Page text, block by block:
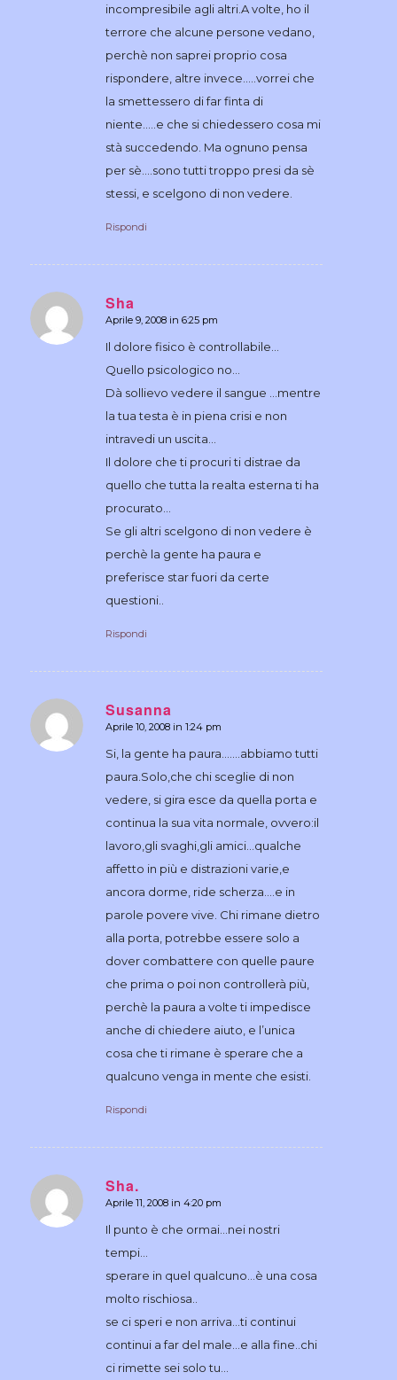
incompresibile agli altri.A volte, ho il
terrore che alcune persone vedano,
perchè non saprei proprio cosa
rispondere, altre invece…..vorrei che
la smettessero di far finta di
niente…..e che si chiedessero cosa mi
stà succedendo. Ma ognuno pensa
per sè….sono tutti troppo presi da sè
stessi, e scelgono di non vedere.
Rispondi
Sha
dice:
Aprile 9, 2008 in 6:25 pm
Il dolore fisico è controllabile…
Quello psicologico no…
Dà sollievo vedere il sangue …mentre
la tua testa è in piena crisi e non
intravedi un uscita…
Il dolore che ti procuri ti distrae da
quello che tutta la realta esterna ti ha
procurato…
Se gli altri scelgono di non vedere è
perchè la gente ha paura e
preferisce star fuori da certe
questioni..
Rispondi
Susanna
dice:
Aprile 10, 2008 in 1:24 pm
Si, la gente ha paura…….abbiamo tutti
paura.Solo,che chi sceglie di non
vedere, si gira esce da quella porta e
continua la sua vita normale, ovvero:il
lavoro,gli svaghi,gli amici…qualche
affetto in più e distrazioni varie,e
ancora dorme, ride scherza….e in
parole povere vive. Chi rimane dietro
alla porta, potrebbe essere solo a
dover combattere con quelle paure
che prima o poi non controllerà più,
perchè la paura a volte ti impedisce
anche di chiedere aiuto, e l’unica
cosa che ti rimane è sperare che a
qualcuno venga in mente che esisti.
Rispondi
Sha.
dice:
Aprile 11, 2008 in 4:20 pm
Il punto è che ormai…nei nostri
tempi…
sperare in quel qualcuno…è una cosa
molto rischiosa..
se ci speri e non arriva…ti continui
continui a far del male…e alla fine..chi
ci rimette sei solo tu…